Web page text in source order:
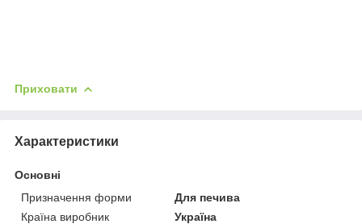
Приховати
Характеристики
Основні
Призначення форми
Для печива
Країна виробник
Україна